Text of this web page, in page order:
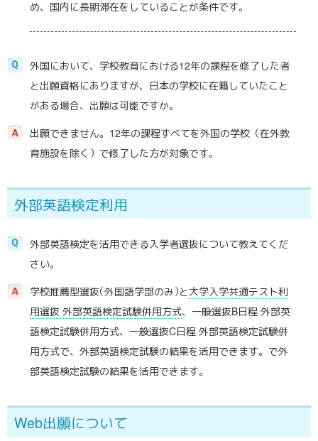
め、国内に長期滞在をしていることが条件です。
外国において、学校教育における12年の課程を修了した者
と出願資格にありますが、日本の学校に在籍していたこと
がある場合、出願は可能ですか。
出願できません。12年の課程すべてを外国の学校（在外教
育施設を除く）で修了した方が対象です。
外部英語検定利用
外部英語検定を活用できる入学者選抜について教えてくだ
さい。
学校推薦型選抜（外国語学部のみ）と大学入学共通テスト利
用選抜 外部英語検定試験併用方式、一般選抜B日程 外部英
語検定試験併用方式、一般選抜C日程 外部英語検定試験併
用方式で、外部英語検定試験の結果を活用できます。で外
部英語検定試験の結果を活用できます。
Web出願について